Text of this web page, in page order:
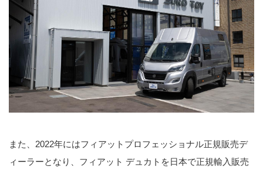
また、2022年にはフィアットプロフェッショナル正規販売デ
ィーラーとなり、フィアット デュカトを日本で正規輸入販売